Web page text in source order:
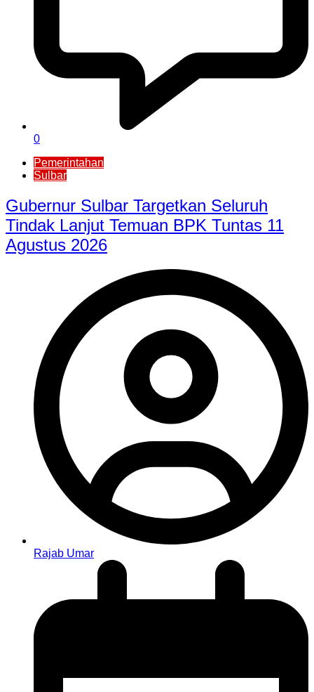
0
Pemerintahan
Sulbar
Gubernur Sulbar Targetkan Seluruh
Tindak Lanjut Temuan BPK Tuntas 11
Agustus 2026
Rajab Umar